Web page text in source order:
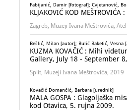
Fabijanić, Damir [fotograf]; Cvjetanović,
KLJAKOVIĆ KOD
Zagreb, Muzeji Ivana Meštrovića,
Bešlić, Milan [autor]; Bulić Baketić, Vesna
KUZMA KOVAČIĆ : Mihi
Gallery, July 18 - September
Split, Muzeji Ivana Meštrovića, 2019
Kovačić Domančić, Barbara [urednik]
MALA GOSPA : Glagoljaška
kod Otavica, 5. rujna 2009.